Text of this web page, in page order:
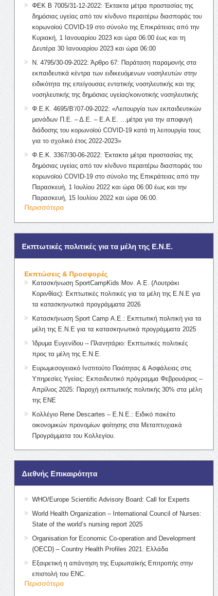
ΦΕΚ Β 7005/31-12-2022: Έκτακτα μέτρα προστασίας της
δημόσιας υγείας από τον κίνδυνο περαιτέρω διασποράς του
κορωνοϊού COVID-19 στο σύνολο της Επικράτειας από την
Κυριακή, 1 Ιανουαρίου 2023 και ώρα 06:00 έως και τη
Δευτέρα 30 Ιανουαρίου 2023 και ώρα 06:00
Ν. 4795/30-09-2022: Άρθρο 67: Παράταση παραμονής στα
εκπαιδευτικά κέντρα των ειδικευόμενων νοσηλευτών στην
ειδικότητα της επείγουσας εντατικής νοσηλευτικής και της
νοσηλευτικής της δημόσιας υγείας/κοινοτικής νοσηλευτικής
Φ.Ε.Κ. 4695/Β’/07-09-2022: «Λειτουργία των εκπαιδευτικών
μονάδων Π.Ε. – Δ.Ε. – Ε.Α.Ε. …μέτρα για την αποφυγή
διάδοσης του κορωνοϊού COVID-19 κατά τη λειτουργία τους
για το σχολικό έτος 2022-2023»
Φ.Ε.Κ. 3367/30-06-2022: Έκτακτα μέτρα προστασίας της
δημόσιας υγείας από τον κίνδυνο περαιτέρω διασποράς του
κορωνοϊού COVID-19 στο σύνολο της Επικράτειας από την
Παρασκευή, 1 Ιουλίου 2022 και ώρα 06:00 έως και την
Παρασκευή, 15 Ιουλίου 2022 και ώρα 06:00.
Περισσότερα
Εκπτωτικές πολιτικές για τα μέλη της Ε.Ν.Ε.
Εκπτώσεις & Προσφορές
Κατασκήνωση SportCampKids Μον. Α.Ε. (Λουτράκι
Κορινθίας): Εκπτωτικές πολιτικές για τα μέλη της Ε.Ν.Ε για
τα κατασκηνωτικά προγράμματα 2026
Κατασκήνωση Sport Camp Α.Ε.: Εκπτωτική πολιτική για τα
μέλη της Ε.Ν.Ε για τα κατασκηνωτικά προγράμματα 2025
Ίδρυμα Ευγενίδου – Πλανητάριο: Εκπτωτικές πολιτικές
προς τα μέλη της Ε.Ν.Ε.
Ευρωμεσογειακό Ινστιτούτο Ποιότητας & Ασφάλειας στις
Υπηρεσίες Υγείας: Εκπαιδευτικό πρόγραμμα Φεβρουάριος –
Απρίλιος 2025: Παροχή εκπτωτικής πολιτικής 30% στα μέλη
της ΕΝΕ
Κολλέγιο Rene Descartes – Ε.Ν.Ε.: Ειδικό πακέτο
οικονομικών προνομίων φοίτησης στα Μεταπτυχιακά
Προγράμματα του Κολλεγίου.
Διεθνής Επικαιρότητα
WHO/Europe Scientific Advisory Board: Call for Experts
World Health Organization – International Council of Nurses:
State of the world’s nursing report 2025
Organisation for Economic Co-operation and Development
(OECD) – Country Health Profiles 2021: Ελλάδα
Εξαιρετική η απάντηση της Ευρωπαϊκής Επιτροπής στην
επιστολή του ENC.
Περισσότερα